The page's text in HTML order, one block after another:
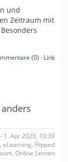
und
Zeitraum mit
(0) · Link
1. Apr 2020, 10:39
eLearning, Flipped
Online Lernen